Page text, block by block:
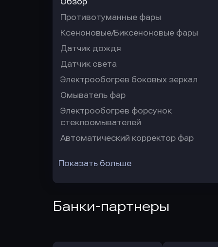
Противотуманные фары
Ксеноновые/Биксеноновые фары
Датчик дождя
Датчик света
Электрообогрев боковых зеркал
Омыватель фар
Электрообогрев форсунок
стеклоомывателей
Автоматический корректор фар
Показать больше
Банки-партнеры